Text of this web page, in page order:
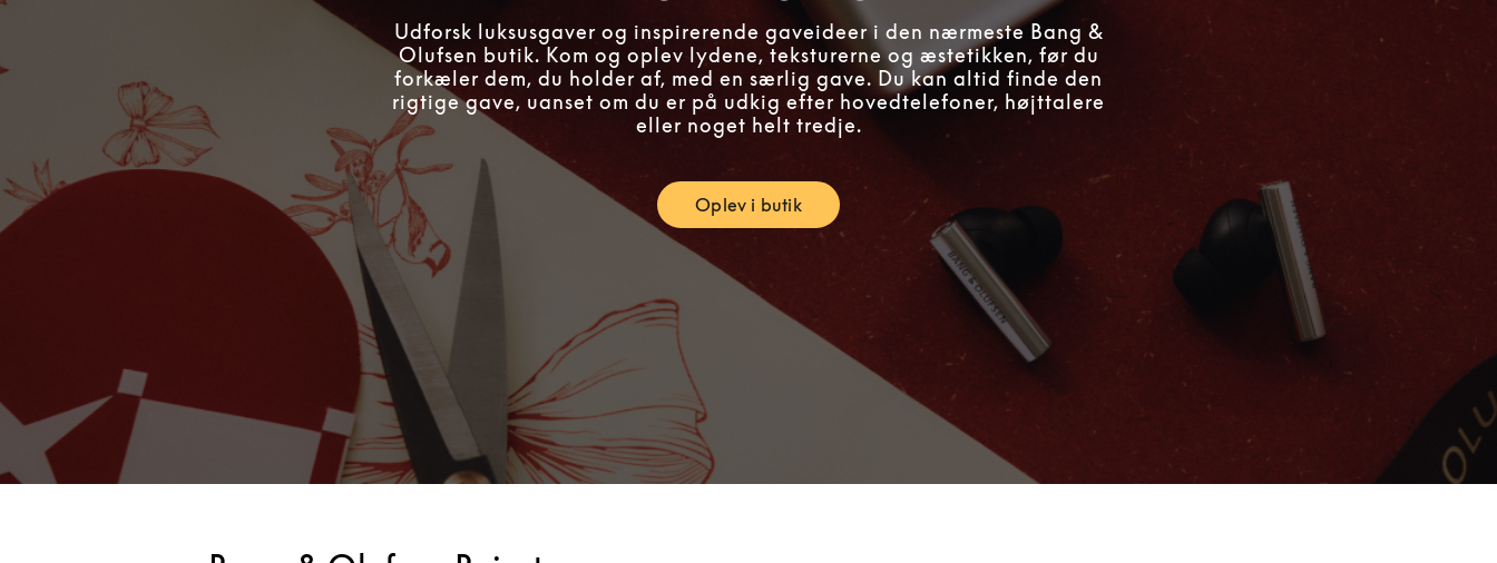
Udforsk luksusgaver og inspirerende gaveideer i den nærmeste Bang &
Olufsen butik. Kom og oplev lydene, teksturerne og æstetikken, før du
forkæler dem, du holder af, med en særlig gave. Du kan altid finde den
rigtige gave, uanset om du er på udkig efter hovedtelefoner, højttalere
eller noget helt tredje.
Oplev i butikLink Opens in New Tab